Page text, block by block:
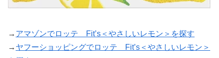
→ アマゾンでロッテ Fit’s＜やさしいレモン＞を探す
→ ヤフーショッピングでロッテ Fit’s＜やさしいレモン＞